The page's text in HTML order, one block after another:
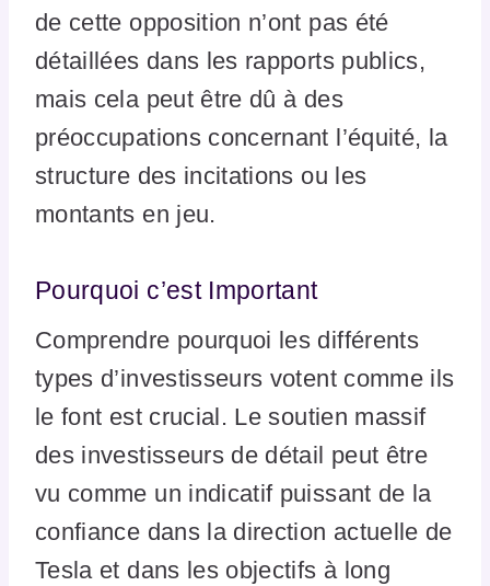
de cette opposition n’ont pas été
détaillées dans les rapports publics,
mais cela peut être dû à des
préoccupations concernant l’équité, la
structure des incitations ou les
montants en jeu.
Pourquoi c’est Important
Comprendre pourquoi les différents
types d’investisseurs votent comme ils
le font est crucial. Le soutien massif
des investisseurs de détail peut être
vu comme un indicatif puissant de la
confiance dans la direction actuelle de
Tesla et dans les objectifs à long